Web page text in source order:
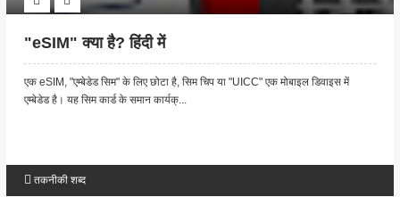
"eSIM" क्या है? हिंदी में
एक eSIM, "एम्बेडेड सिम" के लिए छोटा है, सिम चिप या "UICC" एक मोबाइल डिवाइस में
एम्बेडेड है। यह सिम कार्ड के समान कार्यक्...
तकनीकी शब्द